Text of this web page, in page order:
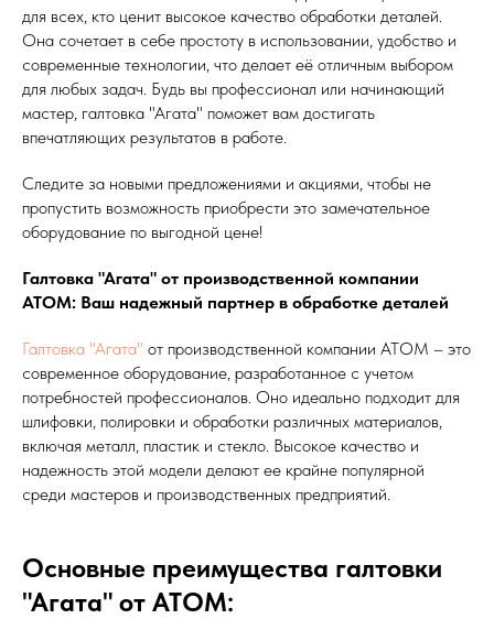
для всех, кто ценит высокое качество обработки деталей.
Она сочетает в себе простоту в использовании, удобство и
современные технологии, что делает её отличным выбором
для любых задач. Будь вы профессионал или начинающий
мастер, галтовка "Агата" поможет вам достигать
впечатляющих результатов в работе.
Следите за новыми предложениями и акциями, чтобы не
пропустить возможность приобрести это замечательное
оборудование по выгодной цене!
Галтовка "Агата" от производственной компании
АТОМ: Ваш надежный партнер в обработке деталей
Галтовка "Агата" от производственной компании АТОМ – это
современное оборудование, разработанное с учетом
потребностей профессионалов. Оно идеально подходит для
шлифовки, полировки и обработки различных материалов,
включая металл, пластик и стекло. Высокое качество и
надежность этой модели делают ее крайне популярной
среди мастеров и производственных предприятий.
Основные преимущества галтовки
"Агата" от АТОМ: